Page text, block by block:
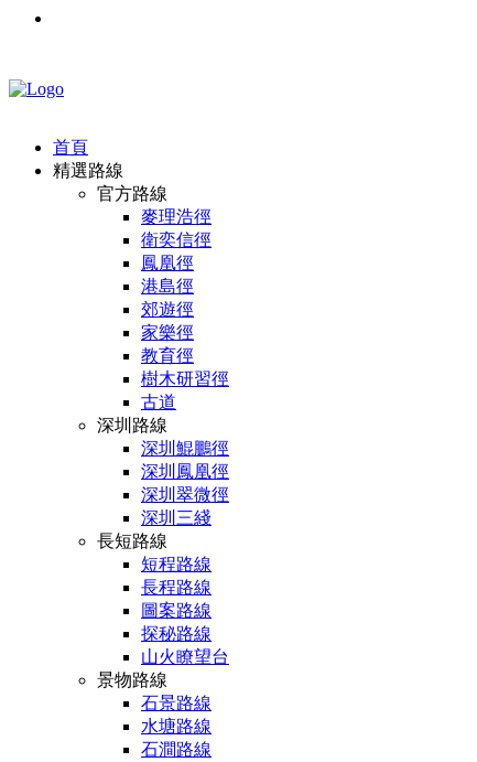
首頁
精選路線
官方路線
麥理浩徑
衛奕信徑
鳳凰徑
港島徑
郊遊徑
家樂徑
教育徑
樹木研習徑
古道
深圳路線
深圳鯤鵬徑
深圳鳳凰徑
深圳翠微徑
深圳三綫
長短路線
短程路線
長程路線
圖案路線
探秘路線
山火瞭望台
景物路線
石景路線
水塘路線
石澗路線